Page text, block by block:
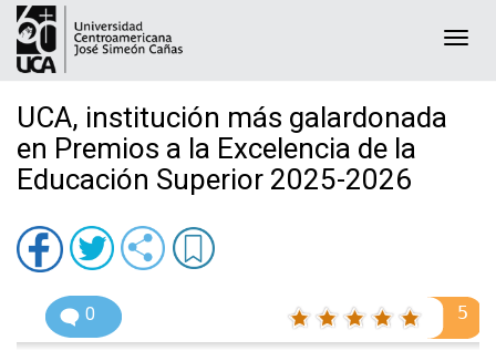
UCA, institución más galardonada
en Premios a la Excelencia de la
Educación Superior 2025-2026
0 5